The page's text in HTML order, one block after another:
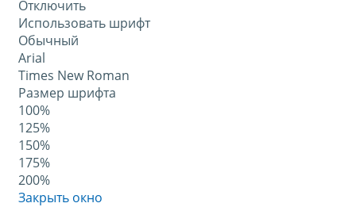
Отключить
Использовать шрифт
Обычный
Arial
Times New Roman
Размер шрифта
100%
125%
150%
175%
200%
Закрыть окно